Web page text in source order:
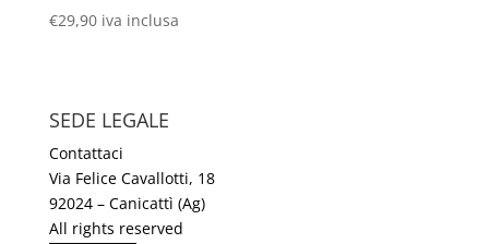
€29,90 iva inclusa
SEDE LEGALE
Contattaci
Via Felice Cavallotti, 18
92024 – Canicattì (Ag)
All rights reserved